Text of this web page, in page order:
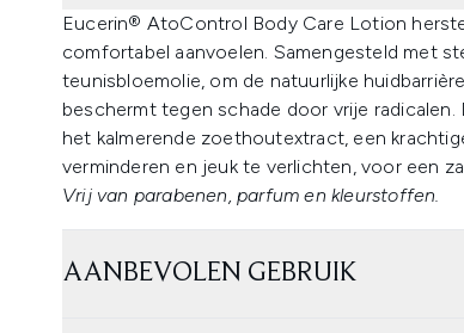
Eucerin® AtoControl Body Care Lotion
comfortabel aanvoelen. Samengesteld met
teunisbloemolie, om de natuurlijke
beschermt tegen schade door vrije
het kalmerende zoethoutextract, een
verminderen en jeuk te verlichten, voor een
Vrij van parabenen, parfum en kleurstoffen.
AANBEVOLEN GEBRUIK